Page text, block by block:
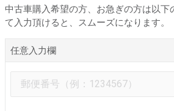
中古車購入希望の方、お急ぎの方は以下
て入力頂けると、スムーズになります。
任意入力欄